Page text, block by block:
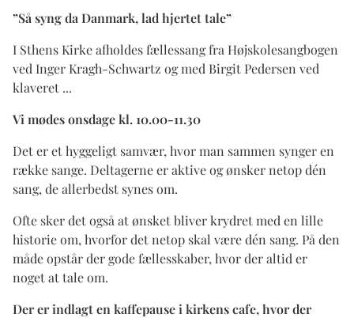
”Så syng da Danmark, lad hjertet tale”
I Sthens Kirke afholdes fællessang fra Højskolesangbogen
ved Inger Kragh-Schwartz og med Birgit Pedersen ved
klaveret ...
Vi mødes onsdage kl. 10.00-11.30
Det er et hyggeligt samvær, hvor man sammen synger en
række sange. Deltagerne er aktive og ønsker netop dén
sang, de allerbedst synes om.
Ofte sker det også at ønsket bliver krydret med en lille
historie om, hvorfor det netop skal være dén sang. På den
måde opstår der gode fællesskaber, hvor der altid er
noget at tale om.
Der er indlagt en kaffepause i kirkens cafe, hvor der